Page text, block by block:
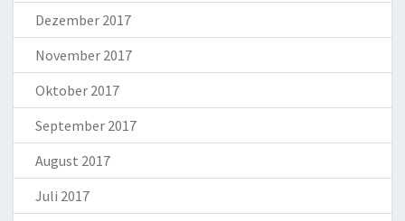
Dezember 2017
November 2017
Oktober 2017
September 2017
August 2017
Juli 2017